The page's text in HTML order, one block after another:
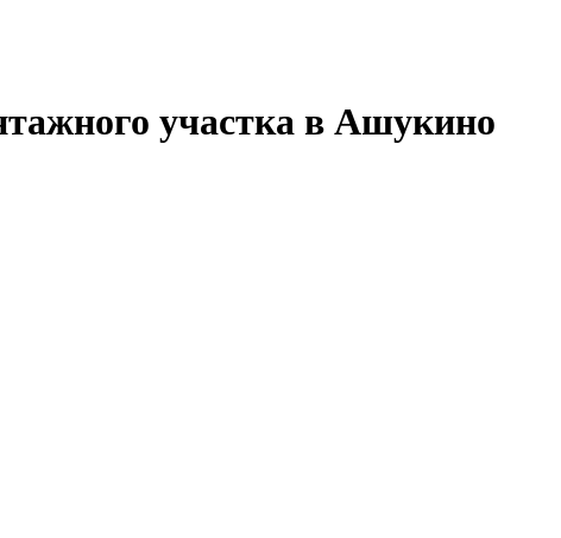
участка в Ашукино